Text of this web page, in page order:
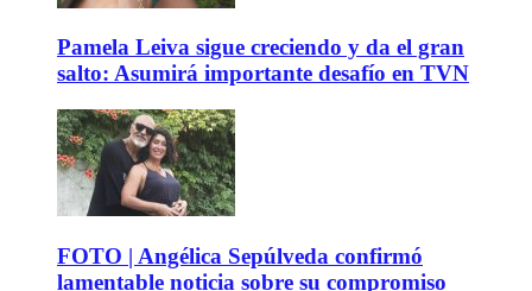
Pamela Leiva sigue creciendo y da el gran
salto: Asumirá importante desafío en TVN
FOTO | Angélica Sepúlveda confirmó
lamentable noticia sobre su compromiso